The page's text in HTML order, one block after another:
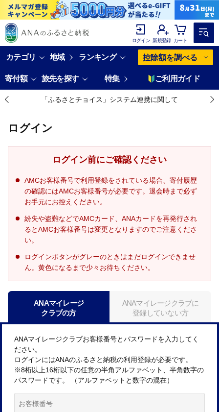
ログイン 新規登録 カート
カテゴリ 地域 ランキング 控除額を調べる
寄付額 旅先を探す 特集 ご利用ガイド
「ふるさとチョイス」システム連携に関して
ログイン
ログイン前にご確認ください
AMCお客様番号で利用登録をされている場合、寄付履歴
の確認にはAMCお客様番号が必要です。退会時まで必ず
お手元にお控えください。
紛失や盗難などでAMCカード、ANAカードを再発行され
るとAMCお客様番号は変更となりますのでご注意くださ
い。
ログインボタンがグレーのときはまだログインできませ
ん。黄色になるまで少々お待ちください。
ANAマイレージ
クラブの方
ANAマイレージクラブに
登録していない方
ANAマイレージクラブお客様番号とパスワードを入力してく
ださい。
ログインにはANAのふるさと納税の利用登録が必要です。
※8桁以上16桁以下の任意の半角アルファベット、半角数字の
パスワードです。 （アルファベットと数字の混在）